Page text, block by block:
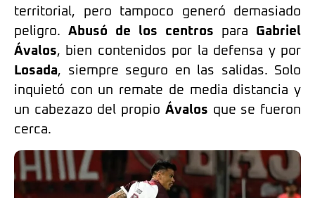
territorial, pero tampoco generó demasiado
peligro. Abusó de los centros para Gabriel
Ávalos, bien contenidos por la defensa y por
Losada, siempre seguro en las salidas. Solo
inquietó con un remate de media distancia y
un cabezazo del propio Ávalos que se fueron
cerca.